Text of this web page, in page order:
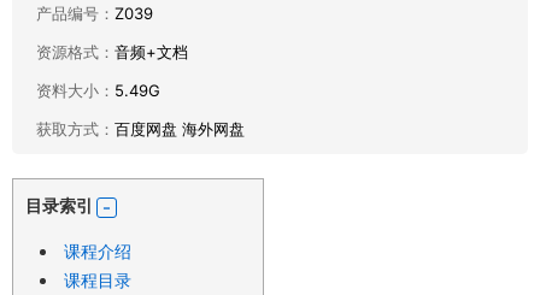
产品编号： Z039
资源格式： 音频+文档
资料大小： 5.49G
获取方式： 百度网盘 海外网盘
目录索引
课程介绍
课程目录